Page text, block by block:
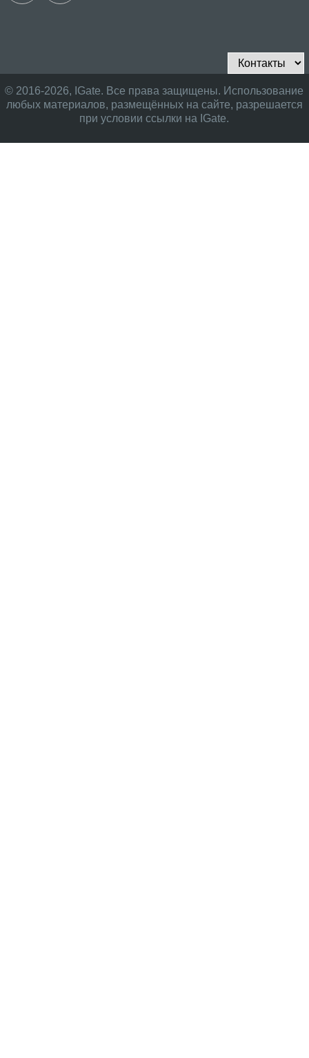
© 2016-2026, IGate. Все права защищены. Использование
любых материалов, размещённых на сайте, разрешается
при условии ссылки на IGate.